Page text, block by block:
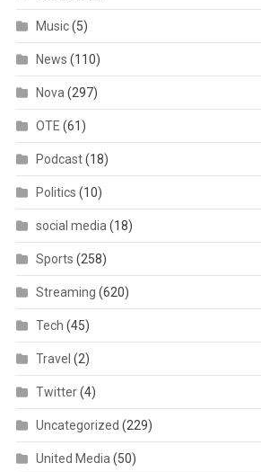
Music(5)
News (110)
Nova(297)
OTE (61)
Podcast(18)
Politics (10)
social media(18)
Sports (258)
Streaming (620)
Tech (45)
Travel (2)
Twitter(4)
Uncategorized (229)
United Media(50)